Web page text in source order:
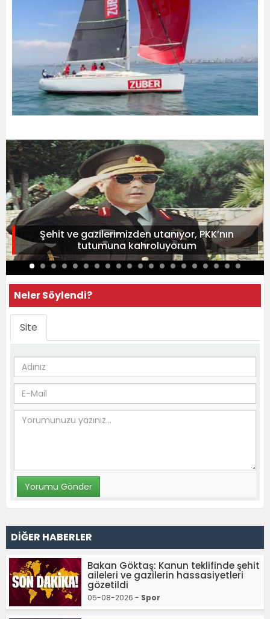
Şehit ve gazilerimizden utanıyor, PKK’nın
tutumuna kahroluyorum
Neler Söylendi?
Site
DİĞER HABERLER
Bakan Göktaş: Kanun teklifinde şehit
aileleri ve gazilerin hassasiyetleri
gözetildi
05-08-2026 - Spor